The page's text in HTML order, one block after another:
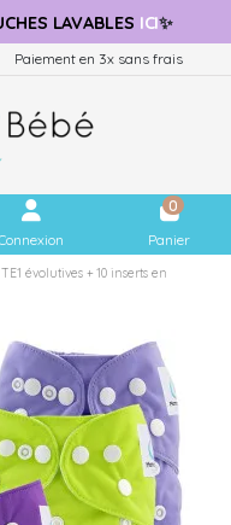
LAVABLES ICI✨
Paiement en 3x sans frais
0
Panier
évolutives + 10 inserts en